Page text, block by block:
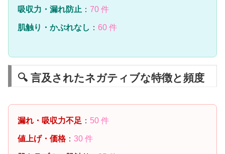
吸収力・漏れ防止 ：70 件
肌触り・かぶれなし ：60 件
🔍 言及されたネガティブな特徴と頻度
漏れ・吸収力不足 ： 50 件
値上げ・価格：30 件